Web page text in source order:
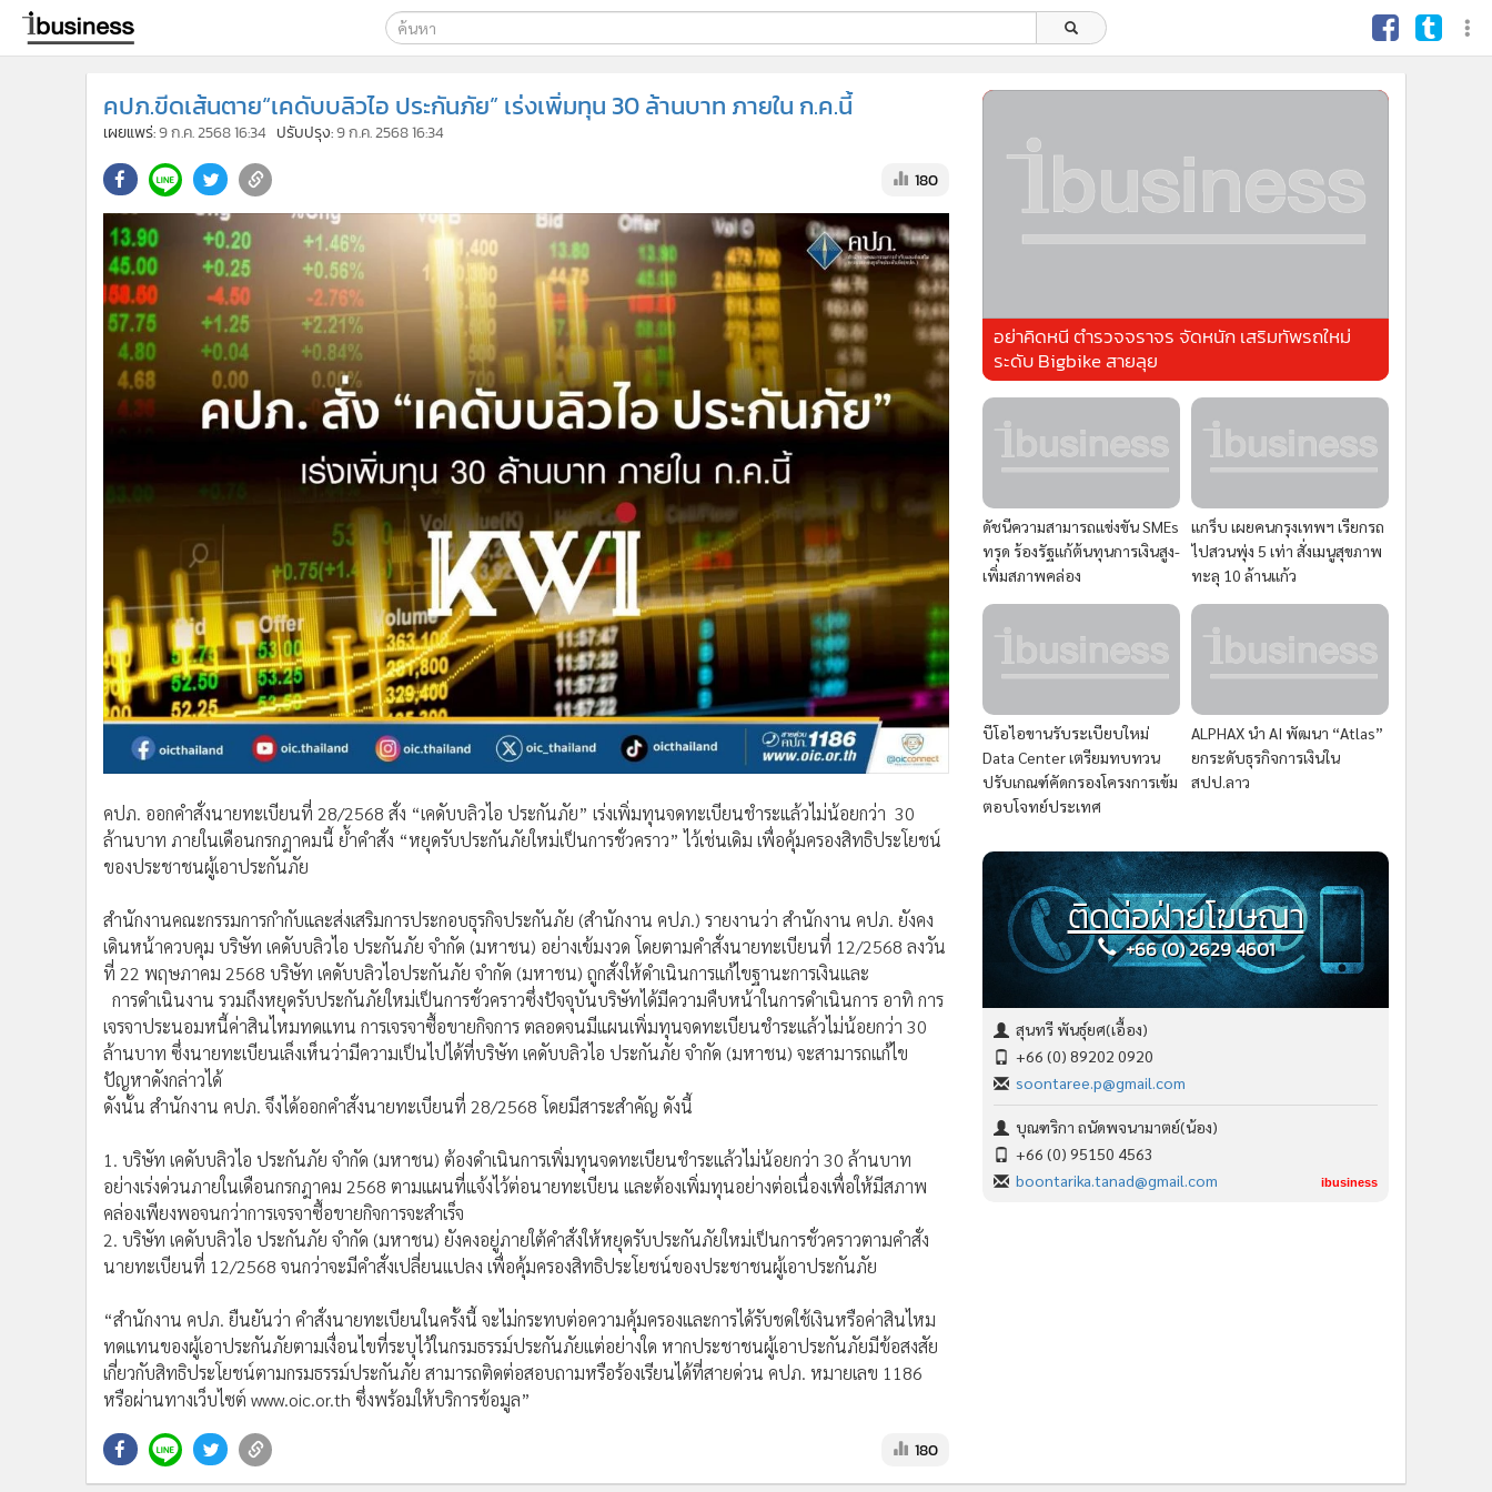
ค้นหา
Google
ค้นหาขั้นสูง
คปภ.ขีดเส้นตาย“เคดับบลิวไอ ประกันภัย” เร่งเพิ่มทุน 30 ล้านบาท ภายใน ก.ค.นี้
เผยแพร่:9 ก.ค. 2568 16:34 ปรับปรุง:9 ก.ค. 2568 16:34
180
คปภ. ออกคำสั่งนายทะเบียนที่ 28/2568 สั่ง “เคดับบลิวไอ ประกันภัย” เร่งเพิ่มทุนจดทะเบียนชำระแล้วไม่น้อยกว่า 30
ล้านบาท ภายในเดือนกรกฎาคมนี้ ย้ำคำสั่ง “หยุดรับประกันภัยใหม่เป็นการชั่วคราว” ไว้เช่นเดิม เพื่อคุ้มครองสิทธิประโยชน์
ของประชาชนผู้เอาประกันภัย
สำนักงานคณะกรรมการกำกับและส่งเสริมการประกอบธุรกิจประกันภัย (สำนักงาน คปภ.) รายงานว่า สำนักงาน คปภ. ยังคง
เดินหน้าควบคุม บริษัท เคดับบลิวไอ ประกันภัย จำกัด (มหาชน) อย่างเข้มงวด โดยตามคำสั่งนายทะเบียนที่ 12/2568 ลงวัน
ที่ 22 พฤษภาคม 2568 บริษัท เคดับบลิวไอประกันภัย จำกัด (มหาชน) ถูกสั่งให้ดำเนินการแก้ไขฐานะการเงินและ
การดำเนินงาน รวมถึงหยุดรับประกันภัยใหม่เป็นการชั่วคราวซึ่งปัจจุบันบริษัทได้มีความคืบหน้าในการดำเนินการ อาทิ การ
เจรจาประนอมหนี้ค่าสินไหมทดแทน การเจรจาซื้อขายกิจการ ตลอดจนมีแผนเพิ่มทุนจดทะเบียนชำระแล้วไม่น้อยกว่า 30
ล้านบาท ซึ่งนายทะเบียนเล็งเห็นว่ามีความเป็นไปได้ที่บริษัท เคดับบลิวไอ ประกันภัย จำกัด (มหาชน) จะสามารถแก้ไข
ปัญหาดังกล่าวได้
ดังนั้น สำนักงาน คปภ. จึงได้ออกคำสั่งนายทะเบียนที่ 28/2568 โดยมีสาระสำคัญ ดังนี้
1. บริษัท เคดับบลิวไอ ประกันภัย จำกัด (มหาชน) ต้องดำเนินการเพิ่มทุนจดทะเบียนชำระแล้วไม่น้อยกว่า 30 ล้านบาท
อย่างเร่งด่วนภายในเดือนกรกฎาคม 2568 ตามแผนที่แจ้งไว้ต่อนายทะเบียน และต้องเพิ่มทุนอย่างต่อเนื่องเพื่อให้มีสภาพ
คล่องเพียงพอจนกว่าการเจรจาซื้อขายกิจการจะสำเร็จ
2. บริษัท เคดับบลิวไอ ประกันภัย จำกัด (มหาชน) ยังคงอยู่ภายใต้คำสั่งให้หยุดรับประกันภัยใหม่เป็นการชั่วคราวตามคำสั่ง
นายทะเบียนที่ 12/2568 จนกว่าจะมีคำสั่งเปลี่ยนแปลง เพื่อคุ้มครองสิทธิประโยชน์ของประชาชนผู้เอาประกันภัย
“สำนักงาน คปภ. ยืนยันว่า คำสั่งนายทะเบียนในครั้งนี้ จะไม่กระทบต่อความคุ้มครองและการได้รับชดใช้เงินหรือค่าสินไหม
ทดแทนของผู้เอาประกันภัยตามเงื่อนไขที่ระบุไว้ในกรมธรรม์ประกันภัยแต่อย่างใด หากประชาชนผู้เอาประกันภัยมีข้อสงสัย
เกี่ยวกับสิทธิประโยชน์ตามกรมธรรม์ประกันภัย สามารถติดต่อสอบถามหรือร้องเรียนได้ที่สายด่วน คปภ. หมายเลข 1186
หรือผ่านทางเว็บไซต์ www.oic.or.th ซึ่งพร้อมให้บริการข้อมูล”
180
อย่าคิดหนี ตำรวจจราจร จัดหนัก เสริมทัพรถใหม่
ระดับ Bigbike สายลุย
ดัชนีความสามารถแข่งขัน SMEs
ทรุด ร้องรัฐแก้ต้นทุนการเงินสูง-
เพิ่มสภาพคล่อง
แกร็บ เผยคนกรุงเทพฯ เรียกรถ
ไปสวนพุ่ง 5 เท่า สั่งเมนูสุขภาพ
ทะลุ 10 ล้านแก้ว
บีโอไอขานรับระเบียบใหม่
Data Center เตรียมทบทวน
ปรับเกณฑ์คัดกรองโครงการเข้ม
ตอบโจทย์ประเทศ
ALPHAX นำ AI พัฒนา “Atlas”
ยกระดับธุรกิจการเงินใน
สปป.ลาว
ติดต่อฝ่ายโฆษณา
+66 (0) 2629 4601
สุนทรี พันธุ์ยศ(เอื้อง)
+66 (0) 89202 0920
soontaree.p@gmail.com
บุณฑริกา ถนัดพจนามาตย์(น้อง)
+66 (0) 95150 4563
boontarika.tanad@gmail.com
ibusiness